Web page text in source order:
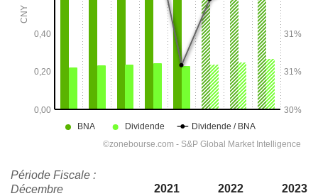
Période Fiscale :
Décembre
2021 2022
2023